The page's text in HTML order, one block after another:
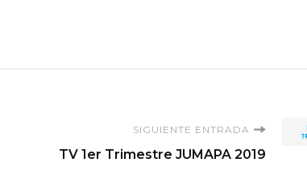
SIGUIENTE ENTRADA
TV 1er Trimestre JUMAPA 2019